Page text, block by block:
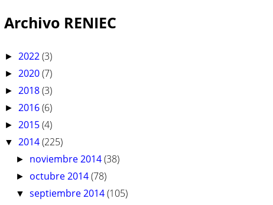
Archivo RENIEC
► 2022(3)
► 2020(7)
► 2018(3)
► 2016(6)
► 2015(4)
▼ 2014(225)
► noviembre 2014(38)
► octubre 2014(78)
▼septiembre 2014(105)